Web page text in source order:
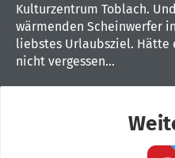
Kulturzentrum Toblach.
wärmenden Scheinwerfer
liebstes Urlaubsziel. Hätte
nicht vergessen…